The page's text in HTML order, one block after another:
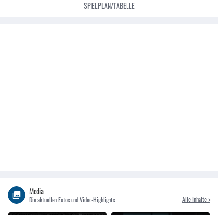
SPIELPLAN/TABELLE
Media
Die aktuellen Fotos und Video-Highlights Alle Inhalte >